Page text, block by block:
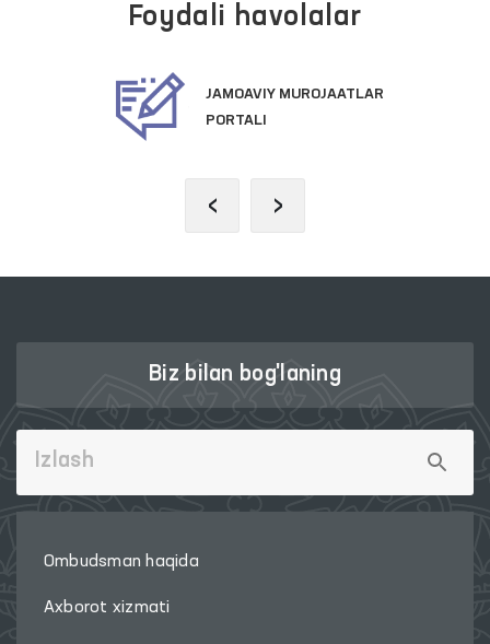
Foydali havolalar
JAMOAVIY MUROJAATLAR
PORTALI
‹ ›
Biz bilan bog'laning
Ombudsman haqida
Axborot xizmati